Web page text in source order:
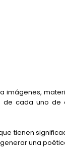
cada uno
tienen
una